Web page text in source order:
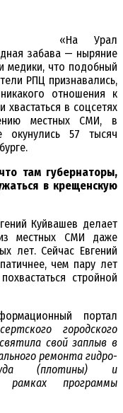
«На Урал
забава — ныряние
медики, что подобный
РПЦ признавались,
отношения к
в соцсетях
местных СМИ, в
окунулись 57 тысяч
там губернаторы,
в крещенскую
Куйвашев делает
местных СМИ даже
лет. Сейчас Евгений
чем пару лет
стройной
портал
городского
свой заплыв в
ремонта гидро-
(плотины) и
рамках программы